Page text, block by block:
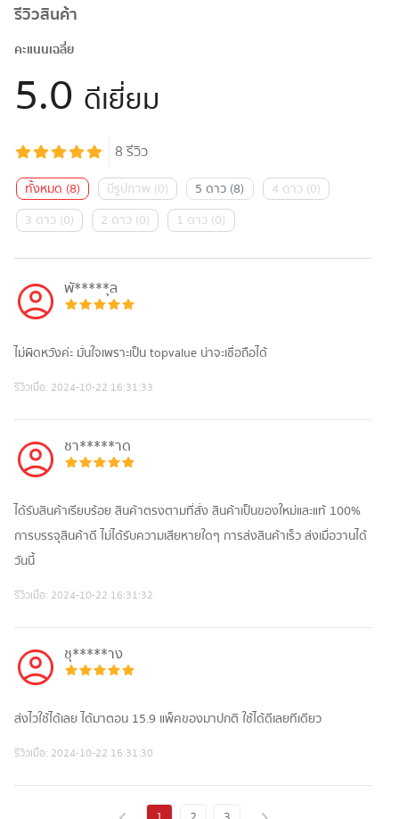
รีวิวสินค้า
คะแนนเฉลี่ย
5.0 ดีเยี่ยม
8รีวิว
ทั้งหมด (8) มีรูปภาพ (0) 5 ดาว (8) 4 ดาว (0)
3 ดาว (0) 2 ดาว (0) 1 ดาว (0)
พั*****ุล
ไม่ผิดหวังค่ะ มั่นใจเพราะเป็น topvalue น่าจะเชื่อถือได้
รีวิวเมื่อ: 2024-10-22 16:31:33
ชา*****าด
ได้รับสินค้าเรียบร้อย สินค้าตรงตามที่สั่ง สินค้าเป็นของใหม่และแท้ 100%
การบรรจุสินค้าดี ไม่ได้รับความเสียหายใดๆ การส่งสินค้าเร็ว ส่งเมื่อวานได้
วันนี้
รีวิวเมื่อ: 2024-10-22 16:31:32
ชุ*****าง
ส่งไวใช้ได้เลย ได้มาตอน 15.9 แพ็คของมาปกติ ใช้ได้ดีเลยทีเดียว
รีวิวเมื่อ: 2024-10-22 16:31:30